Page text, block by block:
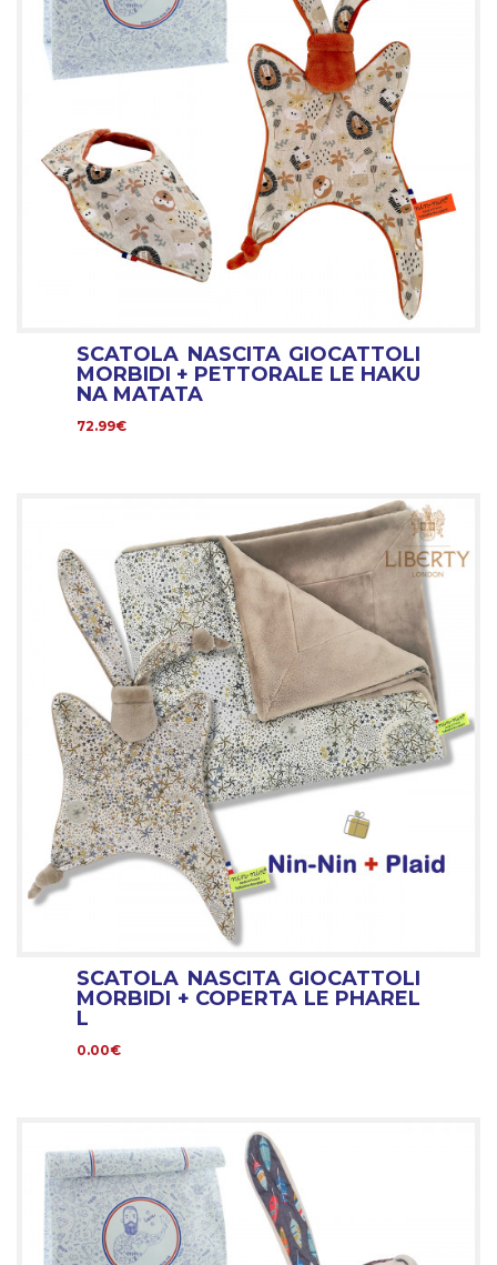
SCATOLA NASCITA GIOCATTOLI
MORBIDI + PETTORALE LE HAKU
NA MATATA
72.99€
SCATOLA NASCITA GIOCATTOLI
MORBIDI + COPERTA LE PHAREL
L
0.00€